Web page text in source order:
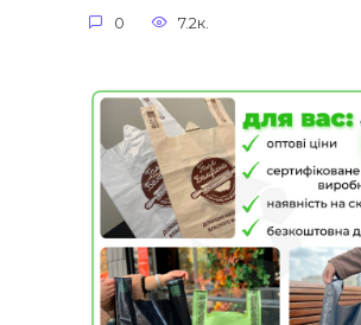
0 7.2к.